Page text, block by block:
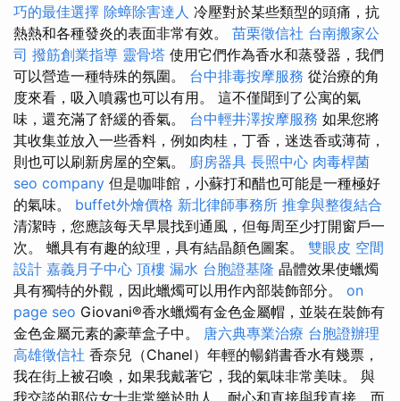
巧的最佳選擇 除蟑除害達人 冷壓對於某些類型的頭痛，抗
熱熱和各種發炎的表面非常有效。 苗栗徵信社 台南搬家公
司 撥筋創業指導 靈骨塔 使用它們作為香水和蒸發器，我們
可以營造一種特殊的氛圍。 台中排毒按摩服務 從治療的角
度來看，吸入噴霧也可以有用。 這不僅聞到了公寓的氣
味，還充滿了舒緩的香氣。 台中輕井澤按摩服務 如果您將
其收集並放入一些香料，例如肉桂，丁香，迷迭香或薄荷，
則也可以刷新房屋的空氣。 廚房器具 長照中心 肉毒桿菌
seo company 但是咖啡館，小蘇打和醋也可能是一種極好
的氣味。 buffet外燴價格 新北律師事務所 推拿與整復結合
清潔時，您應該每天早晨找到通風，但每周至少打開窗戶一
次。 蠟具有有趣的紋理，具有結晶顏色圖案。 雙眼皮 空間
設計 嘉義月子中心 頂樓 漏水 台胞證基隆 晶體效果使蠟燭
具有獨特的外觀，因此蠟燭可以用作內部裝飾部分。 on
page seo Giovani®香水蠟燭有金色金屬帽，並裝在裝飾有
金色金屬元素的豪華盒子中。 唐六典專業治療 台胞證辦理
高雄徵信社 香奈兒（Chanel）年輕的暢銷書香水有幾票，
我在街上被召喚，如果我戴著它，我的氣味非常美味。 與
我交談的那位女士非常樂於助人，耐心和直接與我直接，而